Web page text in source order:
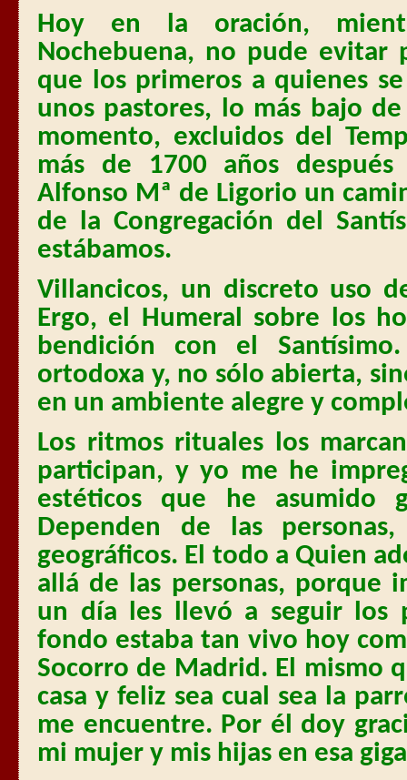
Hoy en la oración,
Nochebuena, no pude evitar
que los primeros a quienes
unos pastores, lo más bajo
momento, excluidos del
más de 1700 años
Alfonso Mª de Ligorio un
de la Congregación del
estábamos.
Villancicos, un discreto uso
Ergo, el Humeral sobre los
bendición con el
ortodoxa y, no sólo abierta,
en un ambiente alegre y
Los ritmos rituales los
participan, y yo me he
estéticos que he asumido
Dependen de las
geográficos. El todo a Quien
allá de las personas, porque
un día les llevó a seguir los
fondo estaba tan vivo hoy
Socorro de Madrid. El mismo
casa y feliz sea cual sea la
me encuentre. Por él doy
mi mujer y mis hijas en esa